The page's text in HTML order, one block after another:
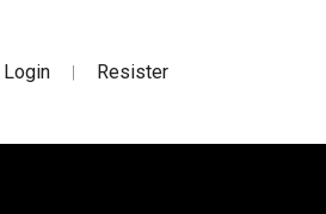
Login | Resister